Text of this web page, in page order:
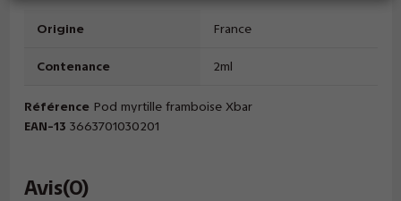
Origine France
Contenance 2ml
Référence Pod myrtille framboise Xbar
EAN-13 3663701030201
Avis(0)